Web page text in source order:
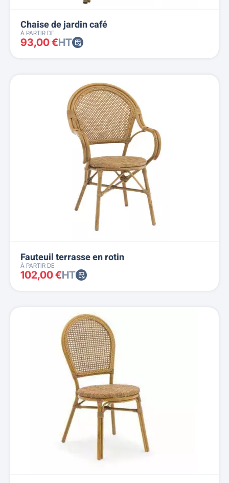
Chaise de jardin café
À PARTIR DE
93,00 €HT
Fauteuil terrasse en rotin
À PARTIR DE
102,00 €HT